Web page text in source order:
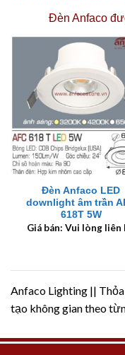
Đèn Anfaco
Đèn Anfaco LED
downlight âm trần
618T 5W
Giá bán: Vui lòng liên
Anfaco Lighting ||
tạo không gian theo